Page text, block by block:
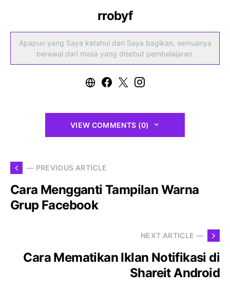
rrobyf
Apapun yang Saya ketahui dan Saya bagikan, semuanya
berawal dari masa yang disebut pembelajaran.
VIEW COMMENTS (0)
— PREVIOUS ARTICLE
Cara Mengganti Tampilan Warna
Grup Facebook
NEXT ARTICLE —
Cara Mematikan Iklan Notifikasi di
Shareit Android